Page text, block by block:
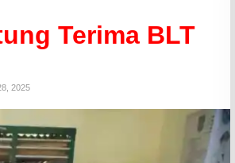
Terima BLT
2025